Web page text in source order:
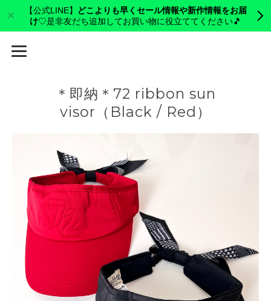
【公式LINE】
どこよりも早くセール情報や新作情報をお届
け♡是非友だち追加してお買い物に役立ててください🎵
＊即納＊72 ribbon sun
visor（Black / Red）